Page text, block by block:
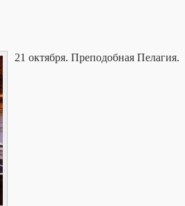
21 октября. Преподобная Пелагия.